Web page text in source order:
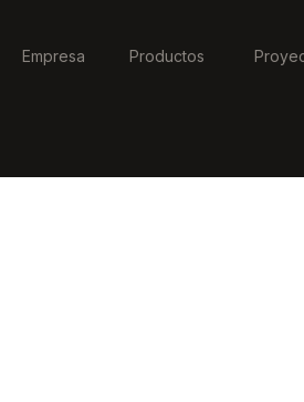
Empresa Productos